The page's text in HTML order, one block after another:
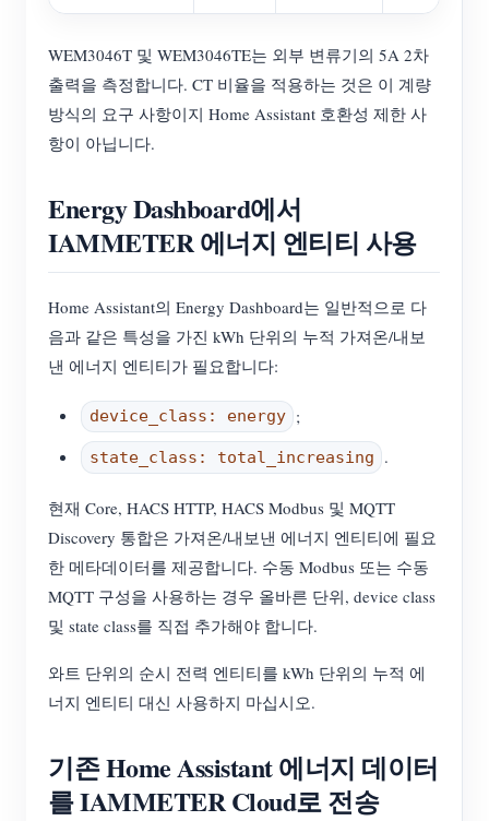
WEM3046T 및 WEM3046TE는 외부 변류기의 5A 2차
출력을 측정합니다. CT 비율을 적용하는 것은 이 계량
방식의 요구 사항이지 Home Assistant 호환성 제한 사
항이 아닙니다.
Energy Dashboard에서
IAMMETER 에너지 엔티티 사용
Home Assistant의 Energy Dashboard는 일반적으로 다
음과 같은 특성을 가진 kWh 단위의 누적 가져온/내보
낸 에너지 엔티티가 필요합니다:
device_class: energy ;
state_class: total_increasing .
현재 Core, HACS HTTP, HACS Modbus 및 MQTT
Discovery 통합은 가져온/내보낸 에너지 엔티티에 필요
한 메타데이터를 제공합니다. 수동 Modbus 또는 수동
MQTT 구성을 사용하는 경우 올바른 단위, device class
및 state class를 직접 추가해야 합니다.
와트 단위의 순시 전력 엔티티를 kWh 단위의 누적 에
너지 엔티티 대신 사용하지 마십시오.
기존 Home Assistant 에너지 데이터
를 IAMMETER Cloud로 전송